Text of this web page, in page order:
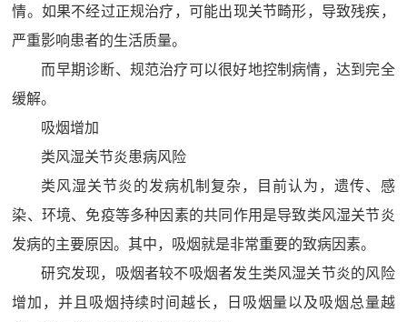
情。如果不经过正规治疗，可能出现关节畸形，导致残疾，
严重影响患者的生活质量。
而早期诊断、规范治疗可以很好地控制病情，达到完全
缓解。
吸烟增加
类风湿关节炎患病风险
类风湿关节炎的发病机制复杂，目前认为，遗传、感
染、环境、免疫等多种因素的共同作用是导致类风湿关节炎
发病的主要原因。其中，吸烟就是非常重要的致病因素。
研究发现，吸烟者较不吸烟者发生类风湿关节炎的风险
增加，并且吸烟持续时间越长，日吸烟量以及吸烟总量越